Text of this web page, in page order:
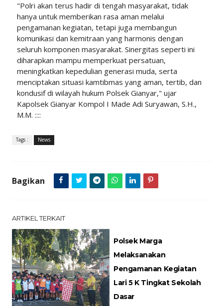
"Polri akan terus hadir di tengah masyarakat, tidak
hanya untuk memberikan rasa aman melalui
pengamanan kegiatan, tetapi juga membangun
komunikasi dan kemitraan yang harmonis dengan
seluruh komponen masyarakat. Sinergitas seperti ini
diharapkan mampu memperkuat persatuan,
meningkatkan kepedulian generasi muda, serta
menciptakan situasi kamtibmas yang aman, tertib, dan
kondusif di wilayah hukum Polsek Gianyar," ujar
Kapolsek Gianyar Kompol I Made Adi Suryawan, S.H.,
M.M. ::::
Tags : News
Bagikan
ARTIKEL TERKAIT
Polsek Marga
Melaksanakan
Pengamanan Kegiatan
Lari 5 K Tingkat Sekolah
Dasar